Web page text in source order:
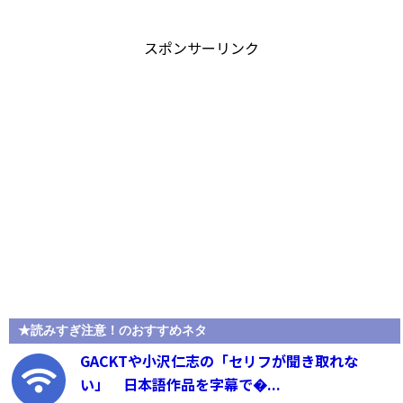
スポンサーリンク
★読みすぎ注意！のおすすめネタ
GACKTや小沢仁志の「セリフが聞き取れな
い」 日本語作品を字幕で�...